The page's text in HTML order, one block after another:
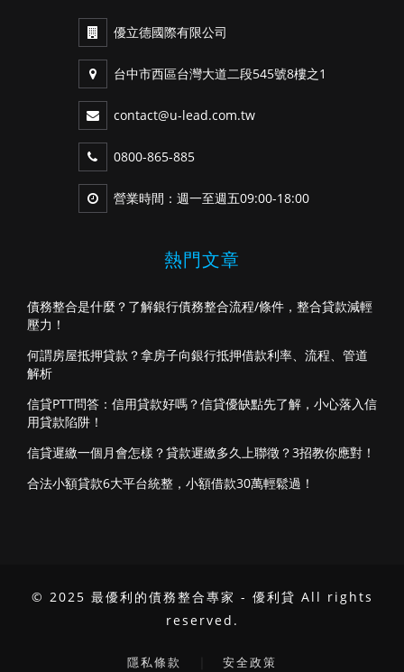
優立德國際有限公司
台中市西區台灣大道二段545號8樓之1
contact@u-lead.com.tw
0800-865-885
營業時間：週一至週五09:00-18:00
熱門文章
債務整合是什麼？了解銀行債務整合流程/條件，整合貸款減輕
壓力！
何謂房屋抵押貸款？拿房子向銀行抵押借款利率、流程、管道
解析
信貸PTT問答：信用貸款好嗎？信貸優缺點先了解，小心落入信
用貸款陷阱！
信貸遲繳一個月會怎樣？貸款遲繳多久上聯徵？3招教你應對！
合法小額貸款6大平台統整，小額借款30萬輕鬆過！
© 2025 最優利的債務整合專家 - 優利貸 All rights
reserved.
隱私條款 安全政策